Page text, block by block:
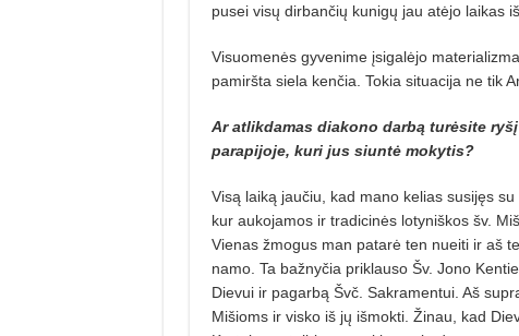
pusei visų dirbančių kunigų jau atėjo laikas
Visuomenės gyvenime įsigalėjo
pamiršta siela kenčia. Tokia situacija ne tik
Ar atlikdamas diakono darbą turėsite
parapijoje, kuri jus siuntė mokytis?
Visą laiką jaučiu, kad mano kelias susijęs
kur aukojamos ir tradicinės lotyniškos šv.
Vienas žmogus man patarė ten nueiti ir aš
namo. Ta bažnyčia priklauso Šv. Jono
Dievui ir pagarbą Švč. Sak­ramentui. Aš
Mišioms ir visko iš jų išmokti. Žinau, kad